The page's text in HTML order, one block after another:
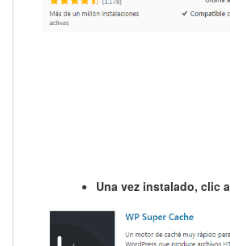
Una vez instalado, clic a